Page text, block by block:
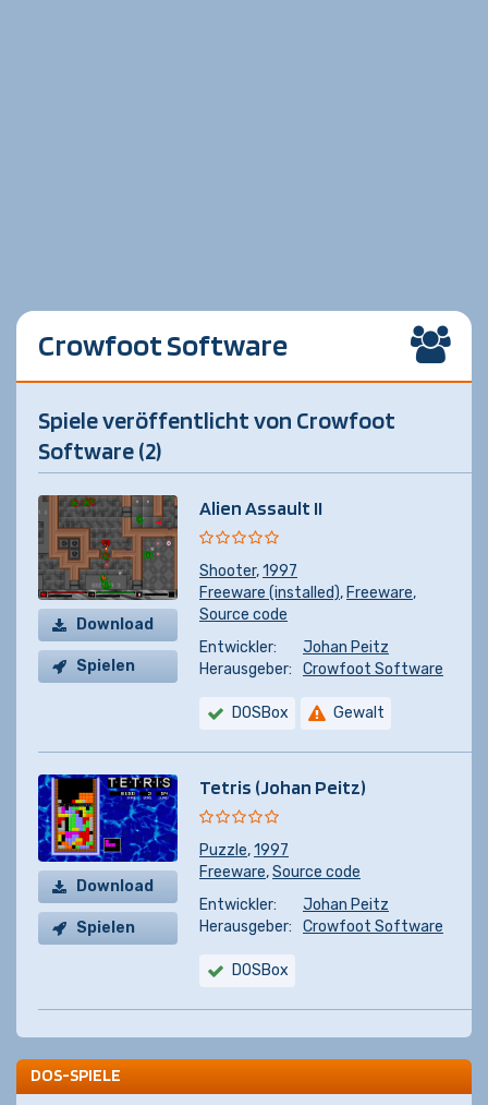
Crowfoot Software
Spiele veröffentlicht von Crowfoot
Software (2)
Download
Spielen
Alien Assault II
Shooter,1997
Freeware (installed), Freeware,
Source code
Entwickler:
Johan Peitz
Herausgeber:
Crowfoot Software
DOSBox Gewalt
Download
Spielen
Tetris (Johan Peitz)
Puzzle,1997
Freeware,Source code
Entwickler:
Johan Peitz
Herausgeber:
Crowfoot Software
DOSBox
DOS-SPIELE